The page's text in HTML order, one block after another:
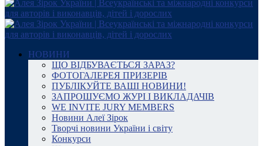
НОВИНИ
ЩО ВІДБУВАЄТЬСЯ ЗАРАЗ?
ФОТОГАЛЕРЕЯ ПРИЗЕРІВ
ПУБЛІКУЙТЕ ВАШІ НОВИНИ!
ЗАПРОШУЄМО ЖУРІ І ВИКЛАДАЧІВ
WE INVITE JURY MEMBERS
Новини Алеї Зірок
Творчі новини України і світу
Конкурси